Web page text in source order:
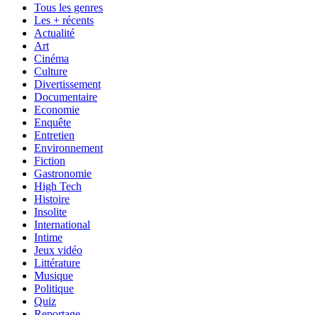
Tous les genres
Les + récents
Actualité
Art
Cinéma
Culture
Divertissement
Documentaire
Economie
Enquête
Entretien
Environnement
Fiction
Gastronomie
High Tech
Histoire
Insolite
International
Intime
Jeux vidéo
Littérature
Musique
Politique
Quiz